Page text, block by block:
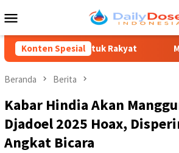
ke
Mobile
Konten Spesial
untuk Rakyat Mengenang
Beranda Berita
Kabar Hindia Akan
Djadoel 2025 Hoax,
Angkat Bicara